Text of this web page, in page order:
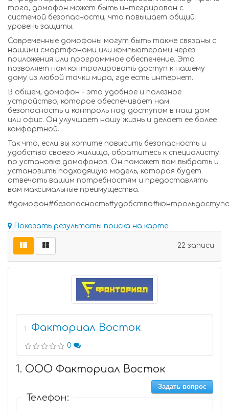
того, домофон может быть интегрирован с
системой безопасности, что повышает общий
уровень защиты.
Современные домофоны могут быть также связаны с
нашими смартфонами или компьютерами через
приложения или программное обеспечение. Это
позволяет нам контролировать доступ к нашему
дому из любой точки мира, где есть интернет.
В общем, домофон - это удобное и полезное
устройство, которое обеспечивает нам
безопасность и контроль над доступом в наш дом
или офис. Он улучшает нашу жизнь и делает ее более
комфортной.
Так что, если вы хотите повысить безопасность и
удобство своего жилища, обратитесь к специалисту
по установке домофонов. Он поможет вам выбрать и
установить подходящую модель, которая будет
отвечать вашим потребностям и предоставлять
вам максимальные преимущества.
Показать результаты поиска на карте
22 записи
1 Факториал Восток
0
1. ООО Факториал Восток
Задать вопрос
Телефон: